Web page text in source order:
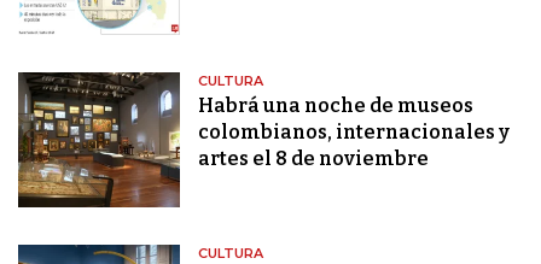
CULTURA
Habrá una noche de museos
colombianos, internacionales y
artes el 8 de noviembre
CULTURA